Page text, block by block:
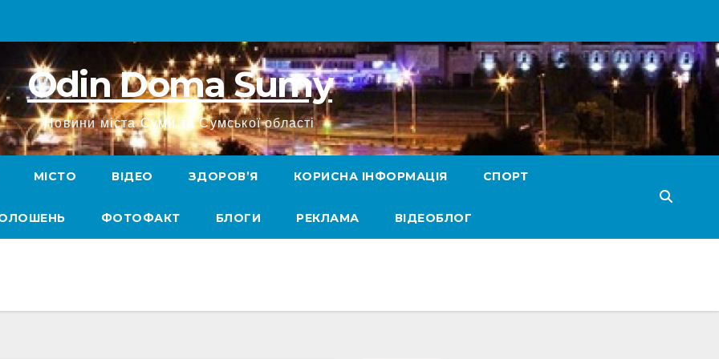
Odin Doma Sumy
Новини міста Суми та Сумської області
МІСТО ВІДЕО ЗДОРОВ’Я КОРИСНА ІНФОРМАЦІЯ СПОРТ
ФОТОФАКТ БЛОГИ РЕКЛАМА ВІДЕОБЛОГ